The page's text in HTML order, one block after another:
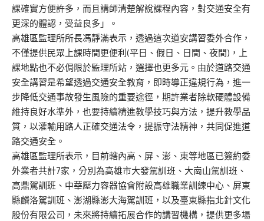
課確實方便許多，而且講師清楚解說課程內容，對交通安全有
更深的體認，受益良多」。
高雄區監理所所長馮靜滿表示，透過這次道安講習委外合作，
不僅提供民眾上課時間更便利(平日、假日、日間、夜間)，上
課地點也不必侷限於監理所站，選擇也更多元。由於道路交通
安全講習是希望透過交通安全教育，即時導正違規行為，進一
步降低交通事故發生風險的重要途徑，期許業者除軟硬體設備
維持良好水準外，也要持續精進教學技巧與方法，提升教學品
質，以灌輸用路人正確交通法令，提振守法精神，共同促進道
路交通安全。
高雄區監理所表示，目前轄內高、屏、澎、東等地區已簽約委
外業者共計7家，分別為高雄市大發駕訓班、大崗山駕訓班、
高鼎駕訓班、中華壓力容器協會附設高雄職業訓練中心、屏東
縣麟洛駕訓班、澎湖縣澎大海駕訓班，以及臺東縣指北針文化
股份有限公司，未來將持續拓展合作的講習機構，提供更多場